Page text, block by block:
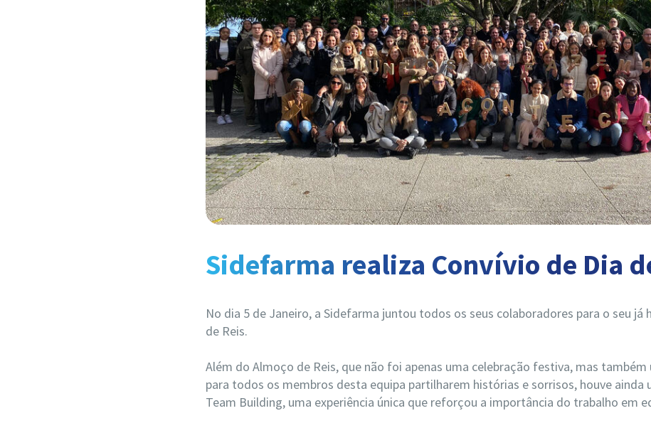
Sidefarma realiza Convívio de Dia
No dia 5 de Janeiro, a Sidefarma juntou todos os seus colaboradores para o seu já
de Reis.
Além do Almoço de Reis, que não foi apenas uma celebração festiva, mas
para todos os membros desta equipa partilharem histórias e sorrisos, houve ainda
Team Building, uma experiência única que reforçou a importância do trabalho em